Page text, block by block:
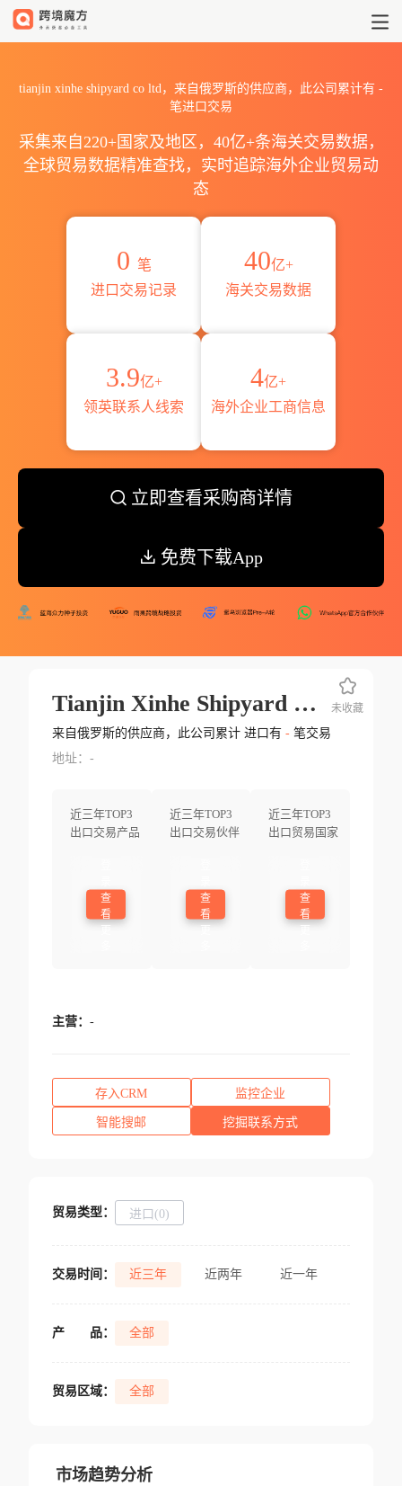
tianjin xinhe shipyard co ltd，来自俄罗斯的供应商，此公司累计有 -
笔进口交易
采集来自220+国家及地区，40亿+条海关交易数据，
全球贸易数据精准查找，实时追踪海外企业贸易动
态
0 笔
进口交易记录
40亿+
海关交易数据
3.9亿+
领英联系人线索
4亿+
海外企业工商信息
立即查看采购商详情
免费下载App
Tianjin Xinhe Shipyard Co Ltd
来自俄罗斯的供应商，此公司累计 进口有 -笔交易
地址：-
近三年TOP3
出口交易产品
查
看
近三年TOP3
出口交易伙伴
查
看
近三年TOP3
出口贸易国家
查
看
未收藏
主营： -
存入CRM 监控企业
智能搜邮 挖掘联系方式
贸易类型： 进口(0)
交易时间： 近三年 近两年 近一年
产 品： 全部
贸易区域： 全部
市场趋势分析